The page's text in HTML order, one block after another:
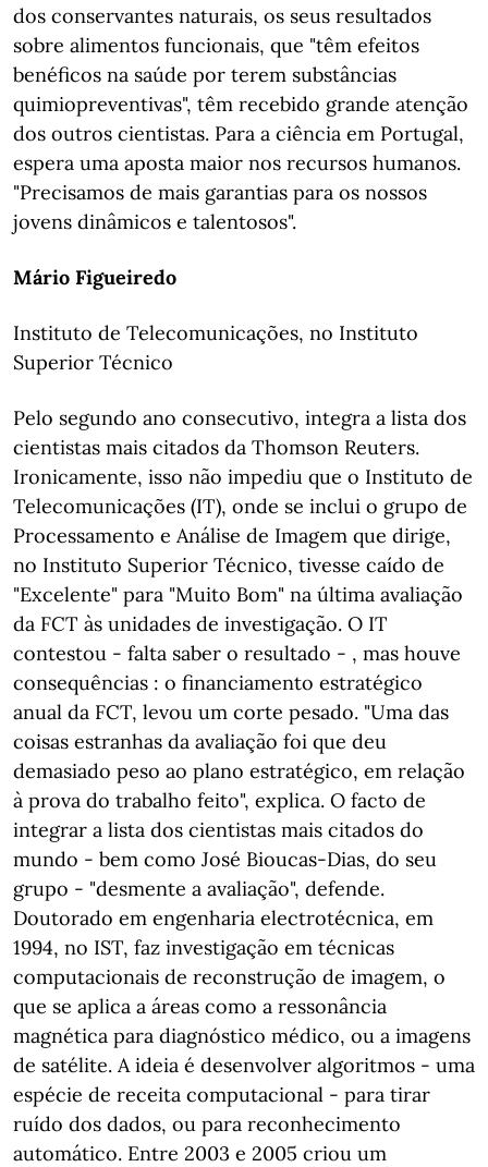
dos conservantes naturais, os seus resultados
sobre alimentos funcionais, que "têm efeitos
benéficos na saúde por terem substâncias
quimiopreventivas", têm recebido grande atenção
dos outros cientistas. Para a ciência em Portugal,
espera uma aposta maior nos recursos humanos.
"Precisamos de mais garantias para os nossos
jovens dinâmicos e talentosos".
Mário Figueiredo
Instituto de Telecomunicações, no Instituto
Superior Técnico
Pelo segundo ano consecutivo, integra a lista dos
cientistas mais citados da Thomson Reuters.
Ironicamente, isso não impediu que o Instituto de
Telecomunicações (IT), onde se inclui o grupo de
Processamento e Análise de Imagem que dirige,
no Instituto Superior Técnico, tivesse caído de
"Excelente" para "Muito Bom" na última avaliação
da FCT às unidades de investigação. O IT
contestou - falta saber o resultado - , mas houve
consequências : o financiamento estratégico
anual da FCT, levou um corte pesado. "Uma das
coisas estranhas da avaliação foi que deu
demasiado peso ao plano estratégico, em relação
à prova do trabalho feito", explica. O facto de
integrar a lista dos cientistas mais citados do
mundo - bem como José Bioucas-Dias, do seu
grupo - "desmente a avaliação", defende.
Doutorado em engenharia electrotécnica, em
1994, no IST, faz investigação em técnicas
computacionais de reconstrução de imagem, o
que se aplica a áreas como a ressonância
magnética para diagnóstico médico, ou a imagens
de satélite. A ideia é desenvolver algoritmos - uma
espécie de receita computacional - para tirar
ruído dos dados, ou para reconhecimento
automático. Entre 2003 e 2005 criou um